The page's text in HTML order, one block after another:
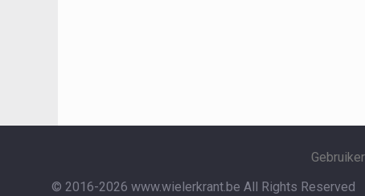
© 2016-2026 www.wielerkrant.be All Rights Reserved